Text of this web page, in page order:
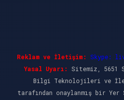
Reklam ve İletişim:
Skype:
Yasal Uyarı:
Sitemiz, 5651
Bilgi Teknolojileri ve
tarafından onaylanmış bir Yer